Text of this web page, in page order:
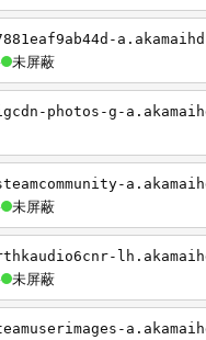
未屏蔽
photos-g-
未屏蔽
未屏蔽